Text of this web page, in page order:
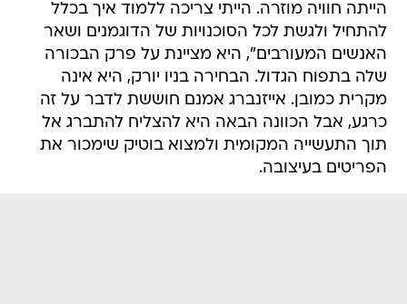
הייתה חוויה מוזרה. הייתי צריכה ללמוד איך בכלל
להתחיל ולגשת לכל הסוכנויות של הדוגמנים ושאר
האנשים המעורבים", היא מציינת על פרק הבכורה
שלה בתפוח הגדול. הבחירה בניו יורק, היא אינה
מקרית כמובן. אייזנברג אמנם חוששת לדבר על זה
כרגע, אבל הכוונה הבאה היא להצליח להתברג אל
תוך התעשייה המקומית ולמצוא בוטיק שימכור את
הפריטים בעיצובה.